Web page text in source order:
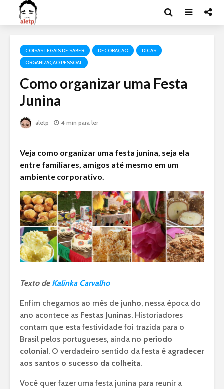
COISAS LEGAIS DE SABER DECORAÇÃO
DICAS
ORGANIZAÇÃO PESSOAL
Como organizar uma Festa
Junina
aletp 4 min para ler
Veja como organizar uma festa junina, seja ela
entre familiares, amigos até mesmo em um
ambiente corporativo.
Texto de Kalinka Carvalho
Enfim chegamos ao mês de junho, nessa época do
ano acontece as Festas Juninas. Historiadores
contam que esta festividade foi trazida para o
Brasil pelos portugueses, ainda no período
colonial. O verdadeiro sentido da festa é agradecer
aos santos o sucesso da colheita.
Você quer fazer uma festa junina para reunir a